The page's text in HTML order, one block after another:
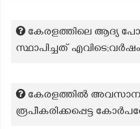
കേരളത്തിലെ ആദ്യ
സ്ഥാപിച്ചത്
കേരളത്തിൽ
രൂപീകരിക്കപ്പെട്ട